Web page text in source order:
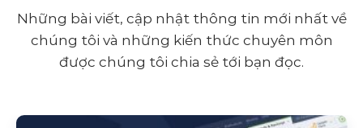
Những bài viết, cập nhật thông tin mới nhất về
chúng tôi và những kiến thức chuyên môn
được chúng tôi chia sẻ tới bạn đọc.